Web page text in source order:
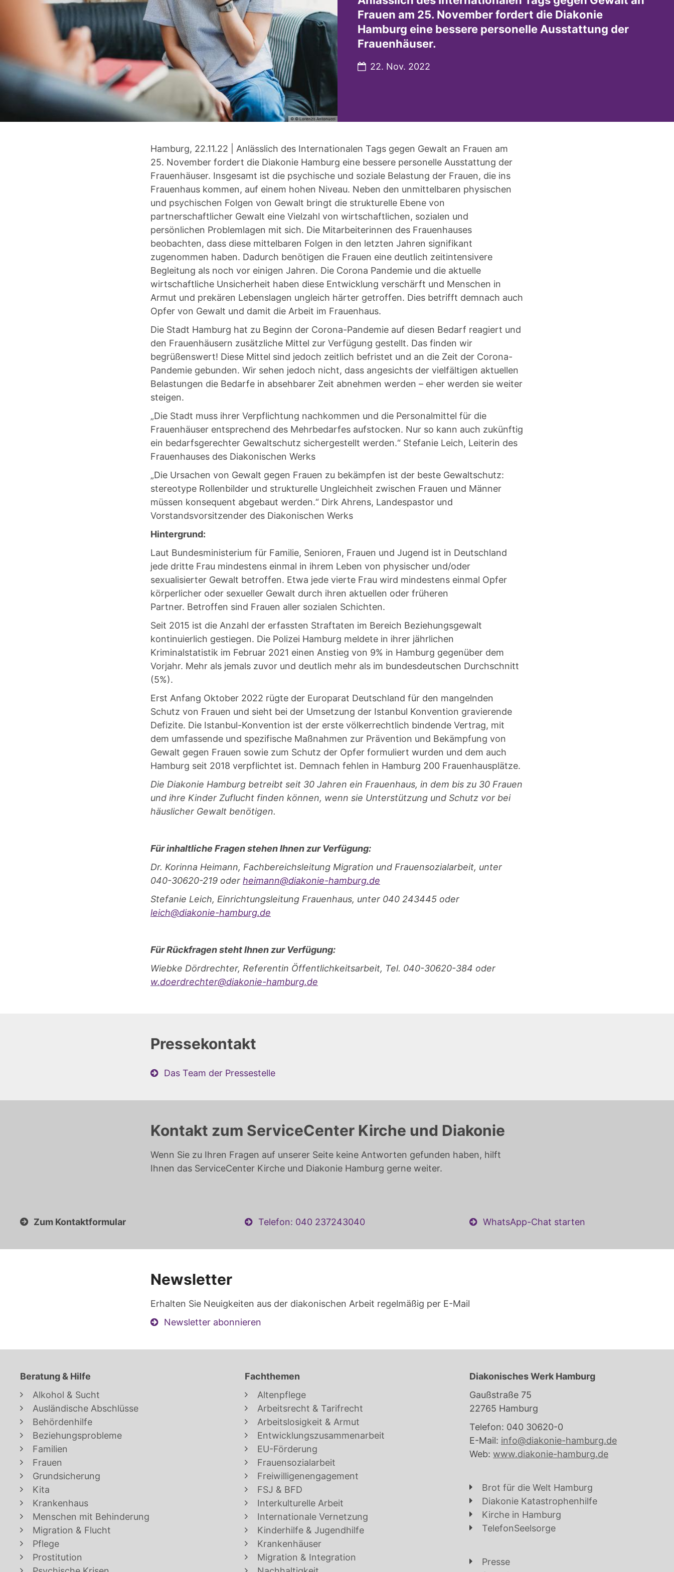
© © Lorenzo Antonucci
Frauen am 25. November fordert die Diakonie
Hamburg eine bessere personelle Ausstattung der
Frauenhäuser.
Datum:
22. Nov. 2022
Hamburg, 22.11.22 | Anlässlich des Internationalen Tags gegen Gewalt an Frauen am
25. November fordert die Diakonie Hamburg eine bessere personelle Ausstattung der
Frauenhäuser. Insgesamt ist die psychische und soziale Belastung der Frauen, die ins
Frauenhaus kommen, auf einem hohen Niveau. Neben den unmittelbaren physischen
und psychischen Folgen von Gewalt bringt die strukturelle Ebene von
partnerschaftlicher Gewalt eine Vielzahl von wirtschaftlichen, sozialen und
persönlichen Problemlagen mit sich. Die Mitarbeiterinnen des Frauenhauses
beobachten, dass diese mittelbaren Folgen in den letzten Jahren signifikant
zugenommen haben. Dadurch benötigen die Frauen eine deutlich zeitintensivere
Begleitung als noch vor einigen Jahren. Die Corona Pandemie und die aktuelle
wirtschaftliche Unsicherheit haben diese Entwicklung verschärft und Menschen in
Armut und prekären Lebenslagen ungleich härter getroffen. Dies betrifft demnach auch
Opfer von Gewalt und damit die Arbeit im Frauenhaus.
Die Stadt Hamburg hat zu Beginn der Corona-Pandemie auf diesen Bedarf reagiert und
den Frauenhäusern zusätzliche Mittel zur Verfügung gestellt. Das finden wir
begrüßenswert! Diese Mittel sind jedoch zeitlich befristet und an die Zeit der Corona-
Pandemie gebunden. Wir sehen jedoch nicht, dass angesichts der vielfältigen aktuellen
Belastungen die Bedarfe in absehbarer Zeit abnehmen werden – eher werden sie weiter
steigen.
„Die Stadt muss ihrer Verpflichtung nachkommen und die Personalmittel für die
Frauenhäuser entsprechend des Mehrbedarfes aufstocken. Nur so kann auch zukünftig
ein bedarfsgerechter Gewaltschutz sichergestellt werden.“ Stefanie Leich, Leiterin des
Frauenhauses des Diakonischen Werks
„Die Ursachen von Gewalt gegen Frauen zu bekämpfen ist der beste Gewaltschutz:
stereotype Rollenbilder und strukturelle Ungleichheit zwischen Frauen und Männer
müssen konsequent abgebaut werden.“ Dirk Ahrens, Landespastor und
Vorstandsvorsitzender des Diakonischen Werks
Hintergrund:
Laut Bundesministerium für Familie, Senioren, Frauen und Jugend ist in Deutschland
jede dritte Frau mindestens einmal in ihrem Leben von physischer und/oder
sexualisierter Gewalt betroffen. Etwa jede vierte Frau wird mindestens einmal Opfer
körperlicher oder sexueller Gewalt durch ihren aktuellen oder früheren
Partner. Betroffen sind Frauen aller sozialen Schichten.
Seit 2015 ist die Anzahl der erfassten Straftaten im Bereich Beziehungsgewalt
kontinuierlich gestiegen. Die Polizei Hamburg meldete in ihrer jährlichen
Kriminalstatistik im Februar 2021 einen Anstieg von 9% in Hamburg gegenüber dem
Vorjahr. Mehr als jemals zuvor und deutlich mehr als im bundesdeutschen Durchschnitt
(5%).
Erst Anfang Oktober 2022 rügte der Europarat Deutschland für den mangelnden
Schutz von Frauen und sieht bei der Umsetzung der Istanbul Konvention gravierende
Defizite. Die Istanbul-Konvention ist der erste völkerrechtlich bindende Vertrag, mit
dem umfassende und spezifische Maßnahmen zur Prävention und Bekämpfung von
Gewalt gegen Frauen sowie zum Schutz der Opfer formuliert wurden und dem auch
Hamburg seit 2018 verpflichtet ist. Demnach fehlen in Hamburg 200 Frauenhausplätze.
Die Diakonie Hamburg betreibt seit 30 Jahren ein Frauenhaus, in dem bis zu 30 Frauen
und ihre Kinder Zuflucht finden können, wenn sie Unterstützung und Schutz vor bei
häuslicher Gewalt benötigen.
Für inhaltliche Fragen stehen Ihnen zur Verfügung:
Dr. Korinna Heimann, Fachbereichsleitung Migration und Frauensozialarbeit, unter
040-30620-219 oder heimann@diakonie-hamburg.de
Stefanie Leich, Einrichtungsleitung Frauenhaus, unter 040 243445 oder
leich@diakonie-hamburg.de
Für Rückfragen steht Ihnen zur Verfügung:
Wiebke Dördrechter, Referentin Öffentlichkeitsarbeit, Tel. 040-30620-384 oder
w.doerdrechter@diakonie-hamburg.de
Pressekontakt
Das Team der Pressestelle
Kontakt zum ServiceCenter Kirche und Diakonie
Wenn Sie zu Ihren Fragen auf unserer Seite keine Antworten gefunden haben, hilft
Ihnen das ServiceCenter Kirche und Diakonie Hamburg gerne weiter.
Zum Kontaktformular Telefon: 040 237243040 WhatsApp-Chat starten
Newsletter
Erhalten Sie Neuigkeiten aus der diakonischen Arbeit regelmäßig per E-Mail
Newsletter abonnieren
Beratung & Hilfe
Alkohol & Sucht
Ausländische Abschlüsse
Behördenhilfe
Beziehungsprobleme
Familien
Frauen
Grundsicherung
Kita
Krankenhaus
Menschen mit Behinderung
Migration & Flucht
Pflege
Prostitution
Fachthemen
Altenpflege
Arbeitsrecht & Tarifrecht
Arbeitslosigkeit & Armut
Entwicklungszusammenarbeit
EU-Förderung
Frauensozialarbeit
Freiwilligenengagement
FSJ & BFD
Interkulturelle Arbeit
Internationale Vernetzung
Kinderhilfe & Jugendhilfe
Krankenhäuser
Migration & Integration
Diakonisches Werk Hamburg
Gaußstraße 75
22765 Hamburg
Telefon: 040 30620-0
E-Mail: info@diakonie-hamburg.de
Web: www.diakonie-hamburg.de
Brot für die Welt Hamburg
Diakonie Katastrophenhilfe
Kirche in Hamburg
TelefonSeelsorge
Presse